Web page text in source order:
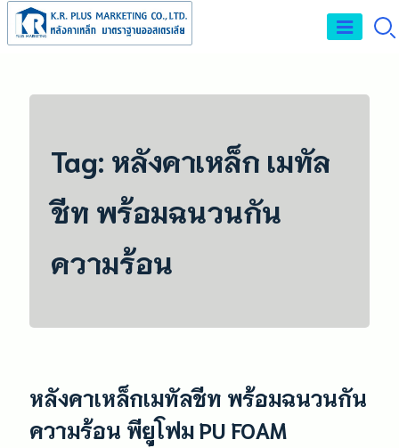
Skip
ชีท หลังคาPU FOAM
Tag: หลังคาเหล็ก เมทัล
ชีท พร้อมฉนวนกัน
ความร้อน
หลังคาเหล็กเมทัลชีท พร้อมฉนวนกัน
ความร้อน พียูโฟม PU FOAM